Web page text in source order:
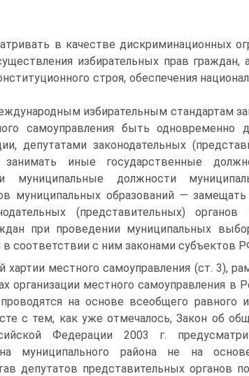
в качестве дискриминационных
избирательных прав граждан,
строя, обеспечения
избирательным стандартам
самоуправления быть одновременно
депутатами законодательных
иные государственные
муниципальные должности
муниципальных образований —
(представительных) органов
при проведении муниципальных
соответствии с ним законами субъектов
хартии местного самоуправления (ст. 3),
организации местного самоуправления в
на основе всеобщего равного
с тем, как уже отмечалось, Закон об
Федерации 2003 г.
муниципального района не на
депутатов представительных органов